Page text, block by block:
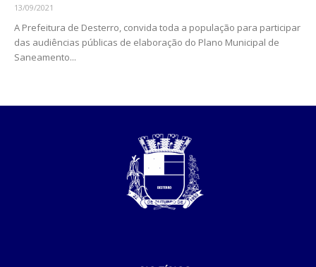
13/09/2021
A Prefeitura de Desterro, convida toda a população para participar
das audiências públicas de elaboração do Plano Municipal de
Saneamento...